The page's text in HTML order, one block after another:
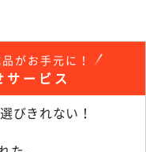
がお手元に！
ービス
びきれない！